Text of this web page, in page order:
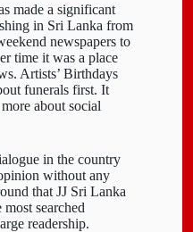
made a significant
in Sri Lanka from
newspapers to
time it was a place
Artists’ Birthdays
funerals first. It
about social
in the country
without any
that JJ Sri Lanka
searched
readership.